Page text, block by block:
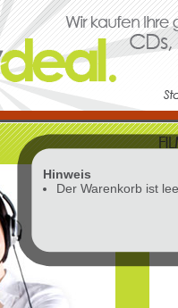
Hinweis
Der Warenkorb ist